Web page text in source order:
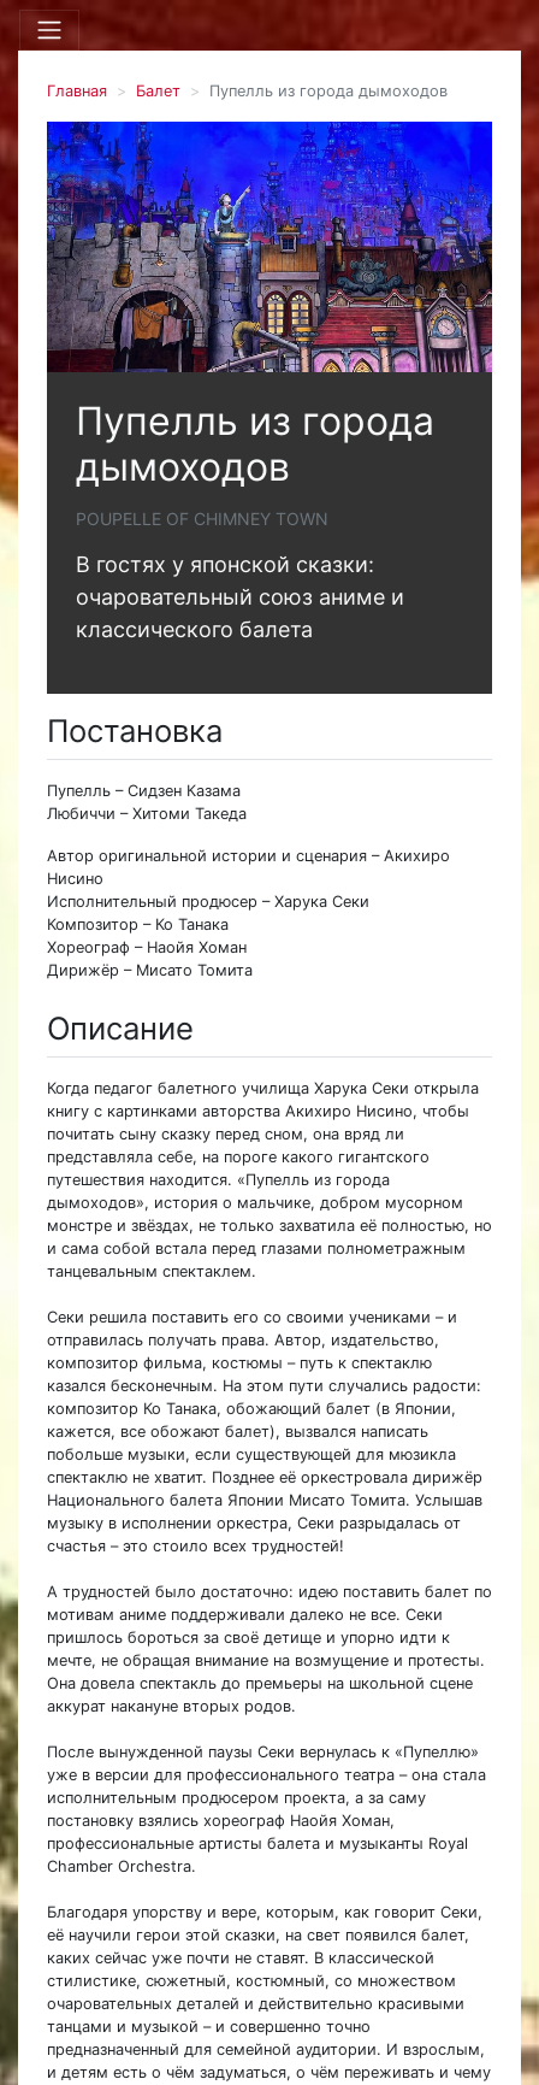
Главная Балет Пупелль из города дымоходов
Пупелль из города
дымоходов
POUPELLE OF CHIMNEY TOWN
В гостях у японской сказки:
очаровательный союз аниме и
классического балета
Постановка
Пупелль – Сидзен Казама
Любиччи – Хитоми Такеда
Автор оригинальной истории и сценария – Акихиро
Нисино
Исполнительный продюсер – Харука Секи
Композитор – Ко Танака
Хореограф – Наойя Хоман
Дирижёр – Мисато Томита
Описание
Когда педагог балетного училища Харука Секи открыла
книгу с картинками авторства Акихиро Нисино, чтобы
почитать сыну сказку перед сном, она вряд ли
представляла себе, на пороге какого гигантского
путешествия находится. «Пупелль из города
дымоходов», история о мальчике, добром мусорном
монстре и звёздах, не только захватила её полностью, но
и сама собой встала перед глазами полнометражным
танцевальным спектаклем.
Секи решила поставить его со своими учениками – и
отправилась получать права. Автор, издательство,
композитор фильма, костюмы – путь к спектаклю
казался бесконечным. На этом пути случались радости:
композитор Ко Танака, обожающий балет (в Японии,
кажется, все обожают балет), вызвался написать
побольше музыки, если существующей для мюзикла
спектаклю не хватит. Позднее её оркестровала дирижёр
Национального балета Японии Мисато Томита. Услышав
музыку в исполнении оркестра, Секи разрыдалась от
счастья – это стоило всех трудностей!
А трудностей было достаточно: идею поставить балет по
мотивам аниме поддерживали далеко не все. Секи
пришлось бороться за своё детище и упорно идти к
мечте, не обращая внимание на возмущение и протесты.
Она довела спектакль до премьеры на школьной сцене
аккурат накануне вторых родов.
После вынужденной паузы Секи вернулась к «Пупеллю»
уже в версии для профессионального театра – она стала
исполнительным продюсером проекта, а за саму
постановку взялись хореограф Наойя Хоман,
профессиональные артисты балета и музыканты Royal
Chamber Orchestra.
Благодаря упорству и вере, которым, как говорит Секи,
её научили герои этой сказки, на свет появился балет,
каких сейчас уже почти не ставят. В классической
стилистике, сюжетный, костюмный, со множеством
очаровательных деталей и действительно красивыми
танцами и музыкой – и совершенно точно
предназначенный для семейной аудитории. И взрослым,
и детям есть о чём задуматься, о чём переживать и чему